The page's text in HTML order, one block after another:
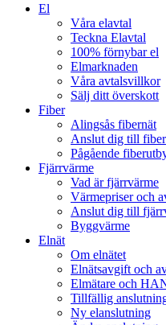
El
Våra elavtal
Teckna Elavtal
100% förnybar el
Elmarknaden
Våra avtalsvillkor
Sälj ditt överskott
Fiber
Alingsås fibernät
Anslut dig till fiber
Pågående
Fjärrvärme
Vad är fjärrvärme
Värmepriser och
Anslut dig till
Byggvärme
Elnät
Om elnätet
Elnätsavgift och
Elmätare och
Tillfällig
Ny elanslutning